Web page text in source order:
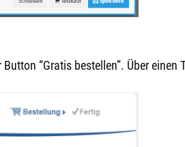
“Gratis bestellen”. Über